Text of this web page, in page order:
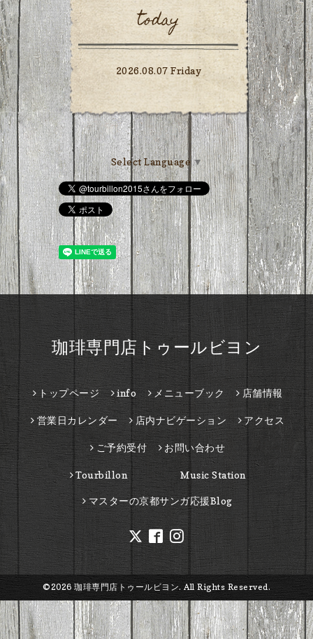
today
2026.08.07 Friday
Select Language ▼
珈琲専門店トゥールビヨン
トップページ info メニューブック 店舗情報
営業日カレンダー 店内ナビゲーション アクセス
ご予約受付 お問い合わせ
Tourbillon Music Station
マスターの京都サンガ応援Blog
©2026 珈琲専門店トゥールビヨン. All Rights Reserved.